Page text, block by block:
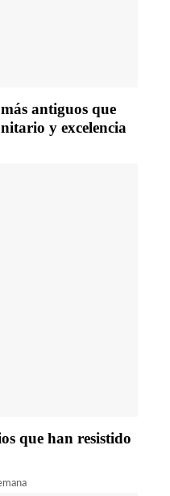
antiguos que
y excelencia
que han resistido